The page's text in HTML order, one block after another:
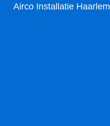
Airco Installatie Haarlem